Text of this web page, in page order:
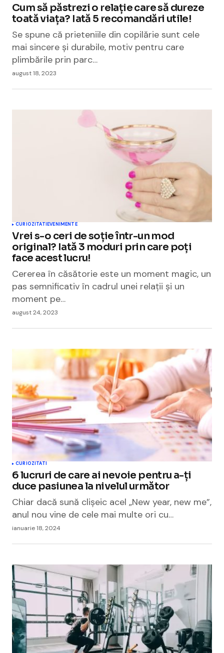
Cum să păstrezi o relație care să dureze
toată viața? Iată 5 recomandări utile!
Se spune că prieteniile din copilărie sunt cele
mai sincere și durabile, motiv pentru care
plimbările prin parc…
august 18, 2023
CURIOZITATIEVENIMENTE
Vrei s-o ceri de soție într-un mod
original? Iată 3 moduri prin care poți
face acest lucru!
Cererea în căsătorie este un moment magic, un
pas semnificativ în cadrul unei relații și un
moment pe…
august 24, 2023
CURIOZITATI
6 lucruri de care ai nevoie pentru a-ți
duce pasiunea la nivelul următor
Chiar dacă sună clișeic acel „New year, new me”,
anul nou vine de cele mai multe ori cu…
ianuarie 18, 2024